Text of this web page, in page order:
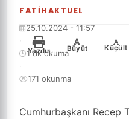
FATIHAKTUEL
Cumhurbaşkanı Recep
25.10.2024 - 11:57
·
1 dk okuma
·
171 okunma
Yazdır
+
Büyüt
-
Küçült